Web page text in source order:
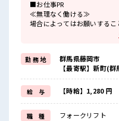
■お仕事PR
≪無理なく働ける≫
場合によってはお願いするこ
≪初めての仕事だけど自分に
新しいことにチャレンジする
しっかり働く環境が整ってい
イチからスキルUP・ステッ
≪様々なお仕事をご提案≫
一人で悩まず気軽に相談でき
派遣のお仕事です！
勤 務 地
群馬県藤岡市
【最寄駅】新町(
給 与 【時給】1,280 円
職 種 フォークリフト